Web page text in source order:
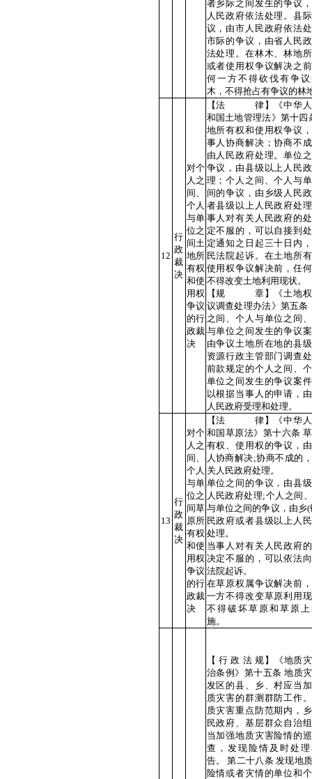
者乡际之间发生的争议
人民政府依法处理。县
议，由市人民政府依法
市际的争议，由省人民
法处理。在林木、林地
或者使用权争议解决之
何一方不得砍伐有争
木，不得抢占有争议的林
12
行
政
裁
决
对个
人之
间、
个人
与单
位之
间土
地所
有权
和使
用权
争议
的行
政裁
决
【法 律】《中华人
和国土地管理法》第十四
地所有权和使用权争议
事人协商解决；协商不
由人民政府处理。单位
争议，由县级以上人民
理；个人之间、个人与
间的争议，由乡级人民
者县级以上人民政府处
事人对有关人民政府的
定不服的，可以自接到
定通知之日起三十日内
民法院起诉。在土地所
使用权争议解决前，任
不得改变土地利用现状。
【规 章】《土地权
议调查处理办法》第五条
之间、个人与单位之间
与单位之间发生的争议
由争议土地所在地的县
资源行政主管部门调查
前款规定的个人之间、
单位之间发生的争议案
以根据当事人的申请，
人民政府受理和处理。
13
行
政
裁
决
对个
人之
间、
个人
与单
位之
间草
原所
有权
和使
用权
争议
的行
政裁
决
【法 律】《中华人
和国草原法》第十六条
有权、使用权的争议，
人协商解决;协商不成的
关人民政府处理。
单位之间的争议，由县
人民政府处理;个人之间
与单位之间的争议，由乡(
民政府或者县级以上人
处理。
当事人对有关人民政府
决定不服的，可以依法
法院起诉。
在草原权属争议解决前
一方不得改变草原利用
不得破坏草原和草原
施。
【 行 政 法 规】《地质
治条例》第十五条 地质
发区的县、乡、村应当
质灾害的群测群防工作
质灾害重点防范期内，
民政府、基层群众自治
当加强地质灾害险情的
查，发现险情及时处
告。 第二十八条 发现地
险情或者灾情的单位和